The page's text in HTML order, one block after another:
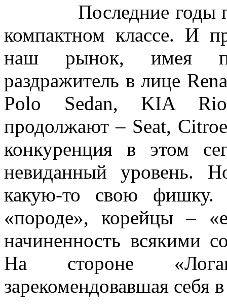
Последние годы
компактном классе. И
наш рынок, имея
раздражитель в лице
Polo Sedan, KIA
продолжают – Seat,
конкуренция в этом
невиданный уровень.
какую-то свою
«породе», корейцы –
начиненность всякими
На стороне
зарекомендовавшая себя